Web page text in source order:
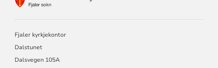
Fjaler kyrkjekontor
Dalstunet
Dalsvegen 105A